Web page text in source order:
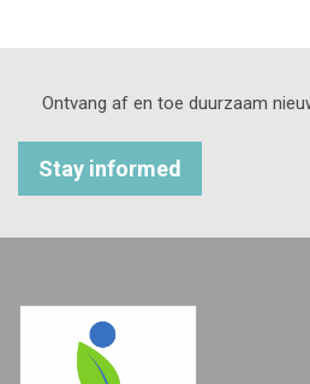
Ontvang af en toe duurzaam
Stay informed